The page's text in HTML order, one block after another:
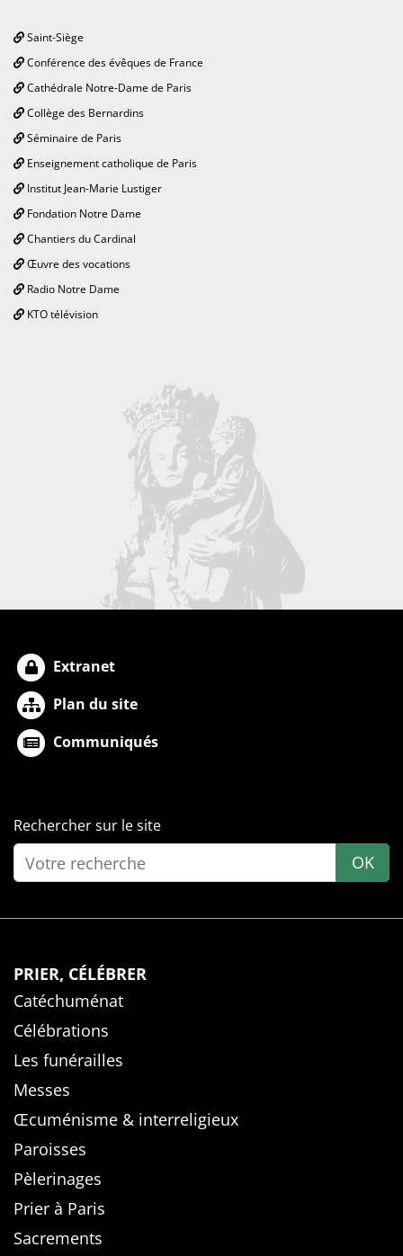
Saint-Siège
Conférence des évêques de France
Cathédrale Notre-Dame de Paris
Collège des Bernardins
Séminaire de Paris
Enseignement catholique de Paris
Institut Jean-Marie Lustiger
Fondation Notre Dame
Chantiers du Cardinal
Œuvre des vocations
Radio Notre Dame
KTO télévision
Extranet
Plan du site
Communiqués
Rechercher sur le site
OK
PRIER, CÉLÉBRER
Catéchuménat
Célébrations
Les funérailles
Messes
Œcuménisme & interreligieux
Paroisses
Pèlerinages
Prier à Paris
Sacrements